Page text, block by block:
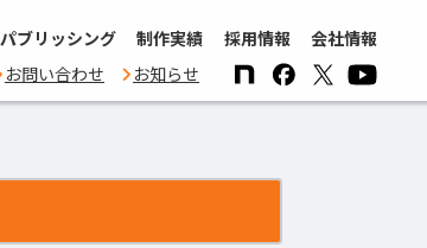
パブリッシング 制作実績 採用情報
会社情報
お問い合わせ
お知らせ